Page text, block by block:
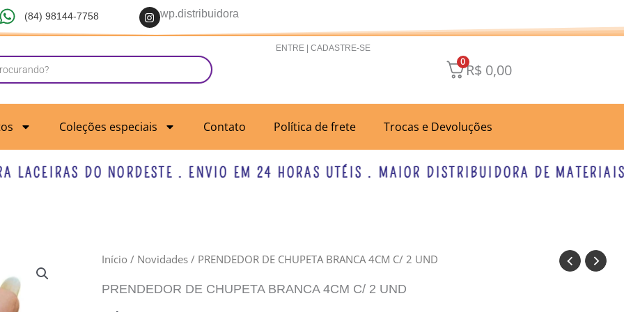
(84) 98144-7758 I
n
s
a
a
wp.distribuidora
ENTRE | CADASTRE-SE
0R$ 0,00
Coleções especiais Contato Política de frete Trocas e Devoluções
DO NORDESTE . ENVIO EM 24 HORAS UTÉIS . MAIOR DISTRIBUIDORA DE MATERIAIS
Início / Novidades / PRENDEDOR DE CHUPETA BRANCA 4CM C/ 2 UND
PRENDEDOR DE CHUPETA BRANCA 4CM C/ 2 UND
PRENDEDOR